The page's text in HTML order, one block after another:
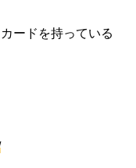
ードを持っている